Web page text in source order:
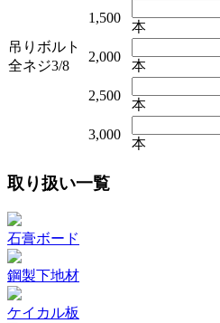
吊りボルト
全ネジ3/8
1,500
本
2,000
本
2,500
本
3,000
本
取り扱い一覧
石膏ボード
鋼製下地材
ケイカル板